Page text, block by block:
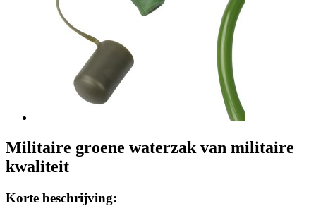
Militaire groene waterzak van militaire
kwaliteit
Korte beschrijving: